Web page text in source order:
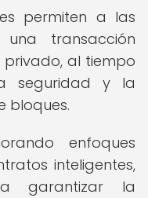
permiten a las
transacción
al tiempo
seguridad y la
bloques.
enfoques
inteligentes,
garantizar la